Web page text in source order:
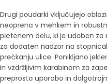
Drugi poudarki vključujejo
neoprena v mehkem in
pletenem delu, ki je udoben za
za dodaten nadzor na
prečkanju ulice. Ponikljano
in vzdržljivim karabinom za
preprosto uporabo in